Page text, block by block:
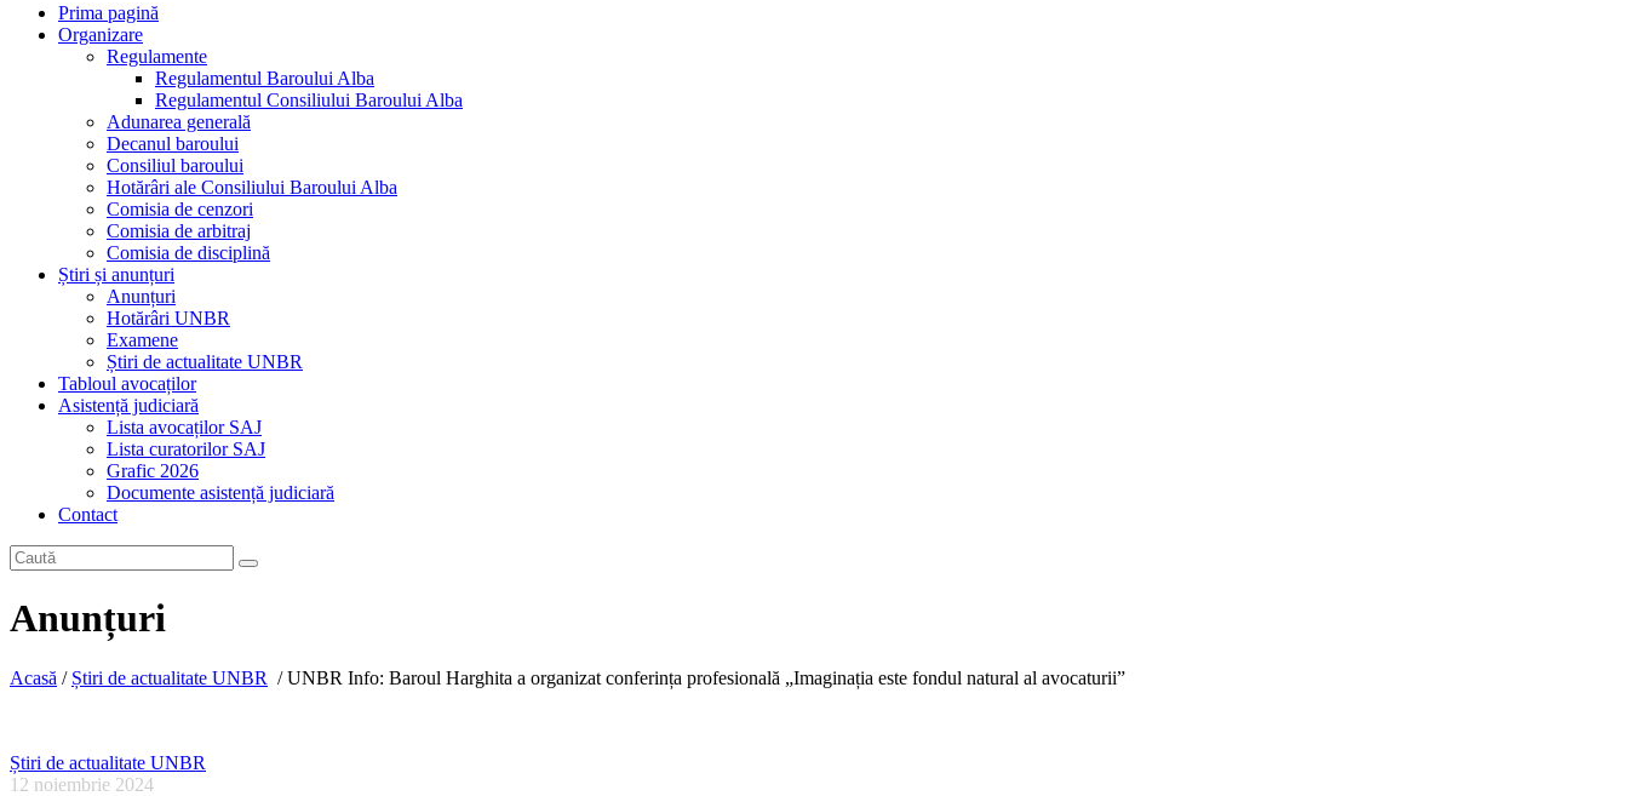
Prima pagină
Organizare
Regulamente
Regulamentul Baroului Alba
Regulamentul Consiliului Baroului Alba
Adunarea generală
Decanul baroului
Consiliul baroului
Hotărâri ale Consiliului Baroului Alba
Comisia de cenzori
Comisia de arbitraj
Comisia de disciplină
Știri și anunțuri
Anunțuri
Hotărâri UNBR
Examene
Știri de actualitate UNBR
Tabloul avocaților
Asistență judiciară
Lista avocaților SAJ
Lista curatorilor SAJ
Grafic 2026
Documente asistență judiciară
Contact
Anunțuri
Acasă / Știri de actualitate UNBR /UNBR Info: Baroul Harghita a organizat conferința profesională „Imaginația este fondul natural al avocaturii”
Știri de actualitate UNBR
12 noiembrie 2024